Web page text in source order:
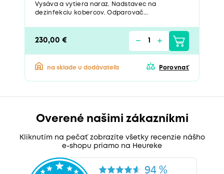
Vysáva a vytiera naraz. Nadstavec na
dezinfekciu kobercov. Odparovač...
230,00 €
na sklade u dodávateľa Porovnať
Overené našimi zákazníkmi
Kliknutím na pečať zobrazíte všetky recenzie nášho
e-shopu priamo na Heureke